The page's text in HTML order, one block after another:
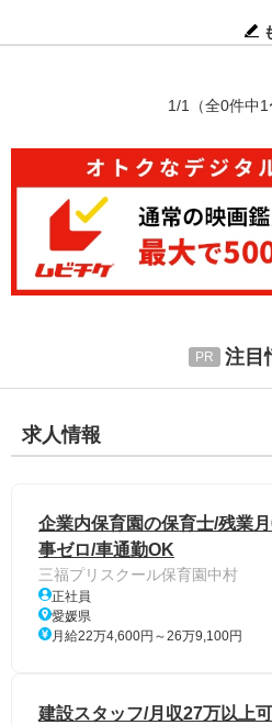
1/1 （全0件中1
注目
求人情報
企業内保育園の保育士/残業
事ゼロ/車通勤OK
三福プリスクール保育園中村
正社員
愛媛県
月給22万4,600円～26万9,100円
建設スタッフ/月収27万以上